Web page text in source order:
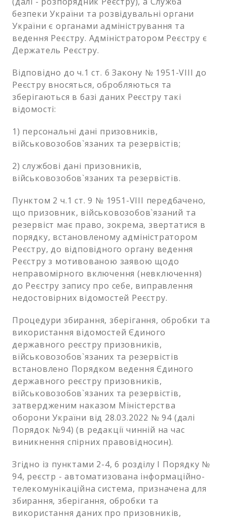
безпеки України та розвідувальні органи
України є органами адміністрування та
ведення Реєстру. Адміністратором Реєстру є
Держатель Реєстру.
Відповідно до ч.1 ст. 6 Закону № 1951-VIII до
Реєстру вносяться, обробляються та
зберігаються в базі даних Реєстру такі
відомості:
1) персональні дані призовників,
військовозобов`язаних та резервістів;
2) службові дані призовників,
військовозобов`язаних та резервістів.
Пунктом 2 ч.1 ст. 9 № 1951-VIII передбачено,
що призовник, військовозобов`язаний та
резервіст має право, зокрема, звертатися в
порядку, встановленому адміністратором
Реєстру, до відповідного органу ведення
Реєстру з мотивованою заявою щодо
неправомірного включення (невключення)
до Реєстру запису про себе, виправлення
недостовірних відомостей Реєстру.
Процедури збирання, зберігання, обробки та
використання відомостей Єдиного
державного реєстру призовників,
військовозобов`язаних та резервістів
встановлено Порядком ведення Єдиного
державного реєстру призовників,
військовозобов`язаних та резервістів,
затвердженим наказом Міністерства
оборони України від 28.03.2022 № 94 (далі
Порядок №94) (в редакції чинній на час
виникнення спірних правовідносин).
Згідно із пунктами 2-4, 6 розділу І Порядку №
94, реєстр - автоматизована інформаційно-
телекомунікаційна система, призначена для
збирання, зберігання, обробки та
використання даних про призовників,